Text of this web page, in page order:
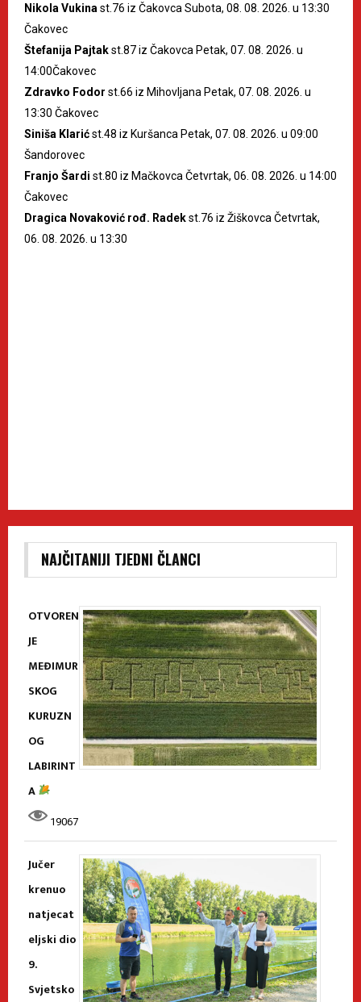
Nikola Vukina st.76 iz Čakovca Subota, 08. 08. 2026. u 13:30
Čakovec
Štefanija Pajtakst.87 iz Čakovca Petak, 07. 08. 2026. u
14:00Čakovec
Zdravko Fodor st.66 iz Mihovljana Petak, 07. 08. 2026. u
13:30 Čakovec
Siniša Klarićst.48 iz Kuršanca Petak, 07. 08. 2026. u 09:00
Šandorovec
Franjo Šardi st.80 iz Mačkovca Četvrtak, 06. 08. 2026. u 14:00
Čakovec
Dragica Novaković rođ. Radekst.76 iz Žiškovca Četvrtak,
06. 08. 2026. u 13:30
NAJČITANIJI TJEDNI ČLANCI
OTVOREN
JE
MEĐIMUR
SKOG
KURUZN
OG
LABIRINT
A
19067
Jučer
krenuo
natjecat
eljski dio
9.
Svjetsko